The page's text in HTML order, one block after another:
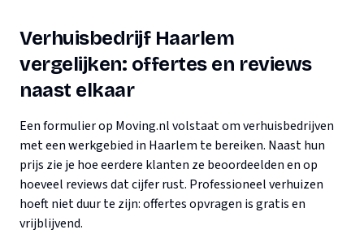
Verhuisbedrijf Haarlem
vergelijken: offertes en reviews
naast elkaar
Een formulier op Moving.nl volstaat om verhuisbedrijven
met een werkgebied in Haarlem te bereiken. Naast hun
prijs zie je hoe eerdere klanten ze beoordeelden en op
hoeveel reviews dat cijfer rust. Professioneel verhuizen
hoeft niet duur te zijn: offertes opvragen is gratis en
vrijblijvend.